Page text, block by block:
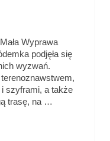
Wyprawa
podjęła się
wyzwań.
i szyframi, a także
trasę, na …